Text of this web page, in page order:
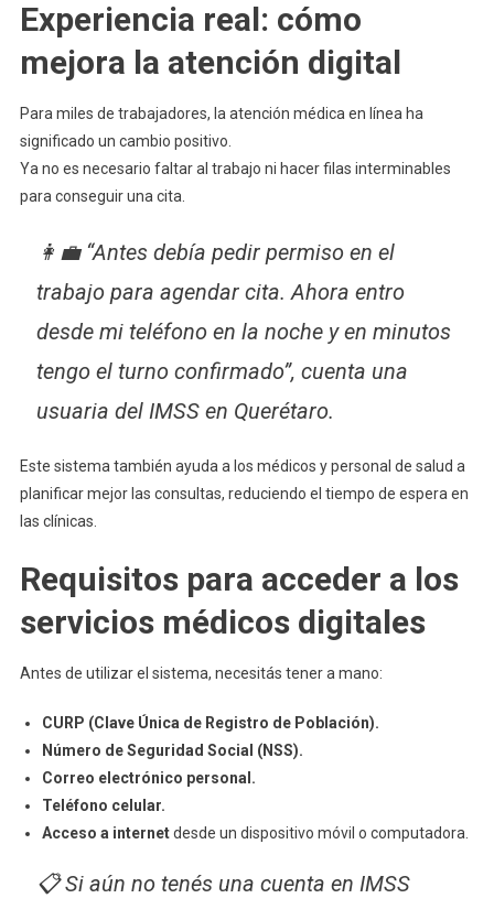
Experiencia real: cómo
mejora la atención digital
Para miles de trabajadores, la atención médica en línea ha
significado un cambio positivo.
Ya no es necesario faltar al trabajo ni hacer filas interminables
para conseguir una cita.
👩‍💼 “Antes debía pedir permiso en el
trabajo para agendar cita. Ahora entro
desde mi teléfono en la noche y en minutos
tengo el turno confirmado”, cuenta una
usuaria del IMSS en Querétaro.
Este sistema también ayuda a los médicos y personal de salud a
planificar mejor las consultas, reduciendo el tiempo de espera en
las clínicas.
Requisitos para acceder a los
servicios médicos digitales
Antes de utilizar el sistema, necesitás tener a mano:
CURP (Clave Única de Registro de Población).
Número de Seguridad Social (NSS).
Correo electrónico personal.
Teléfono celular.
Acceso a internetdesde un dispositivo móvil o computadora.
📋 Si aún no tenés una cuenta en IMSS